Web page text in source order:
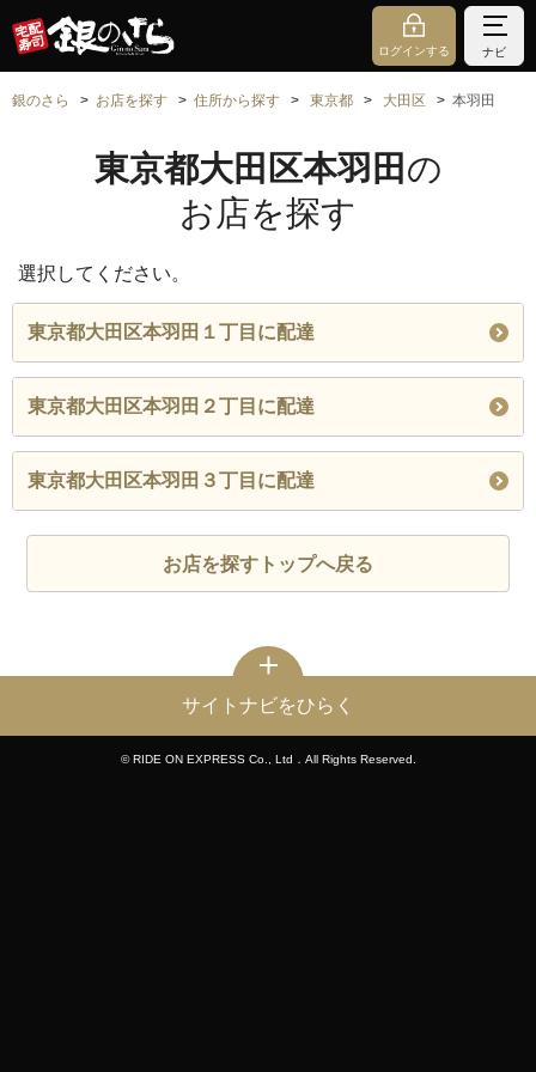
ログインする ナビ
銀のさら お店を探す 住所から探す 東京都 大田区 本羽田
東京都大田区本羽田 の
お店を探す
選択してください。
東京都大田区本羽田１丁目に配達
東京都大田区本羽田２丁目に配達
東京都大田区本羽田３丁目に配達
お店を探すトップへ戻る
サイトナビをひらく
© RIDE ON EXPRESS Co., Ltd．All Rights Reserved.